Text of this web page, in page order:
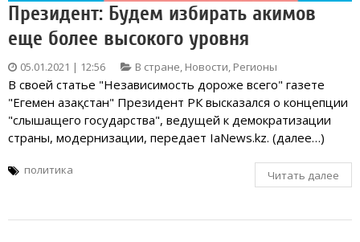
Президент: Будем избирать акимов
еще более высокого уровня
05.01.2021 | 12:56 В стране Новости Регионы
В своей статье "Независимость дороже всего" газете
"Егемен Қазақстан" Президент РК высказался о концепции
"слышащего государства", ведущей к демократизации
страны, модернизации, передает IaNews.kz. (далее…)
политика Читать далее